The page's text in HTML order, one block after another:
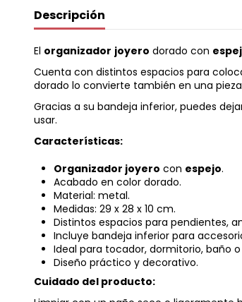
Descripción
El organizador joyero dorado con
Cuenta con distintos espacios para
dorado lo convierte también en una
Gracias a su bandeja inferior, puedes
usar.
Características:
Organizador joyero con espejo.
Acabado en color dorado.
Material: metal.
Medidas: 29 x 28 x 10 cm.
Distintos espacios para pendientes,
Incluye bandeja inferior para
Ideal para tocador, dormitorio, baño
Diseño práctico y decorativo.
Cuidado del producto: